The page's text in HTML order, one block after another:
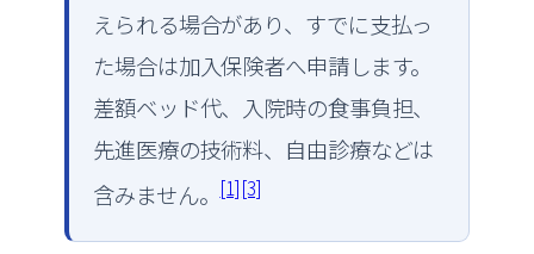
えられる場合があり、すでに支払っ
た場合は加入保険者へ申請します。
差額ベッド代、入院時の食事負担、
先進医療の技術料、自由診療などは
含みません。[1][3]